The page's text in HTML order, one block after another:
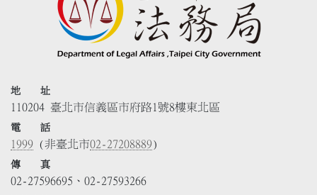
地 址
110204 臺北市信義區市府路1號8樓東北區
電 話
1999 (非臺北市02-27208889)
傳 真
02-27596695、02-27593266